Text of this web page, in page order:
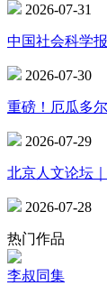
2026-07-31
中国社会科学
2026-07-30
重磅！厄瓜多
2026-07-29
北京人文论坛
2026-07-28
热门作品
李叔同集